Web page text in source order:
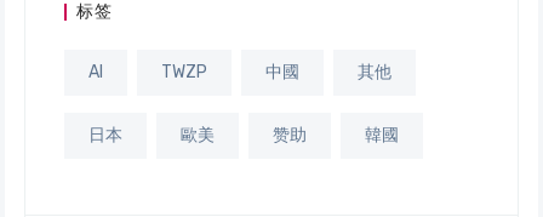
标签
AI TWZP 中國 其他
日本 歐美 赞助 韓國